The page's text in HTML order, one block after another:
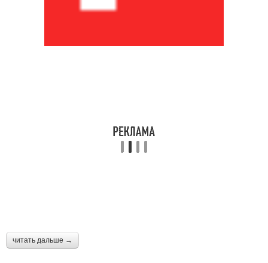
читать дальше →